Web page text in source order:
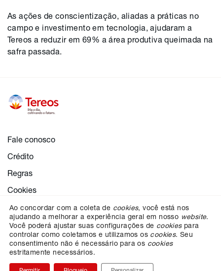
As ações de conscientização, aliadas a práticas no
campo e investimento em tecnologia, ajudaram a
Tereos a reduzir em 69% a área produtiva queimada na
safra passada.
Fale conosco
Crédito
Regras
Cookies
Configurações de cookies
Proteção dos dados
ESCOLHA SUA REGIÃO
Ao concordar com a coleta de cookies, você está nos
ajudando a melhorar a experiência geral em nosso website.
Você poderá ajustar suas configurações de cookiespara
controlar como coletamos e utilizamos os cookies. Seu
consentimento não é necessário para os cookies
estritamente necessários.